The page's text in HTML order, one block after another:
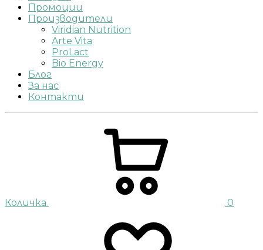
Промоции
Производители
Viridian Nutrition
Arte Vita
ProLact
Bio Energy
Блог
За нас
Контакти
Количка 0